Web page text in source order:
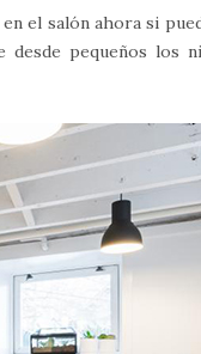
en el salón ahora si
pequeños los